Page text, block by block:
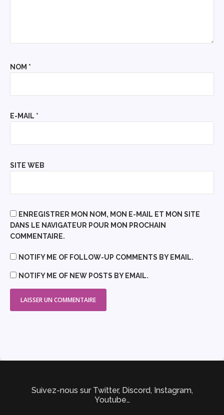
NOM *
E-MAIL *
SITE WEB
ENREGISTRER MON NOM, MON E-MAIL ET MON SITE
DANS LE NAVIGATEUR POUR MON PROCHAIN
COMMENTAIRE.
NOTIFY ME OF FOLLOW-UP COMMENTS BY EMAIL.
NOTIFY ME OF NEW POSTS BY EMAIL.
Suivez-nous sur Twitter, Discord, Instagram,
Youtube…